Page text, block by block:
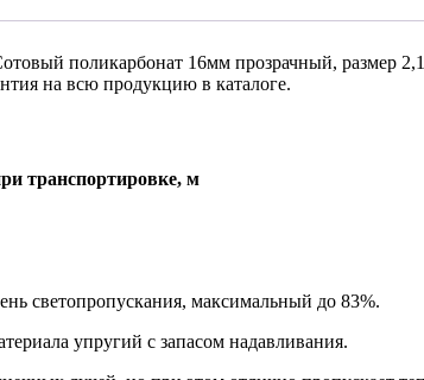
поликарбонат 16мм прозрачный, размер
на всю продукцию в каталоге.
транспортировке, м
светопропускания, максимальный до 83%.
упругий с запасом надавливания.